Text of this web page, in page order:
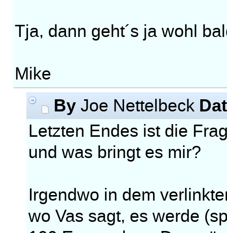
Tja, dann geht´s ja wohl
Mike
By Joe Nettelbeck
Letzten Endes ist die
und was bringt es mir?
Irgendwo in dem
wo Vas sagt, es werde